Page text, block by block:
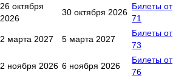
26 октября
2026
30 октября 2026
Билеты от
71
2 марта 2027 5 марта 2027
Билеты от
73
2 ноября 2026 6 ноября 2026
Билеты от
76